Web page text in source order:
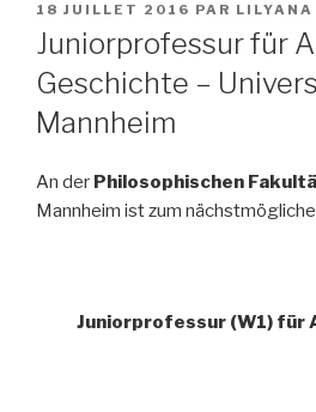
PUBLIÉ
LE
18 JUILLET 2016 PAR LILYANA
Juniorprofessur für
Geschichte –
Mannheim
An der Philosophischen
Mannheim ist zum
Juniorprofessur (W1) für